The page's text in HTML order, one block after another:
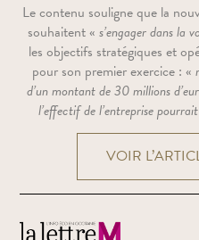
Le contenu souligne que la
souhaitent « s’engager dans la
les objectifs stratégiques et
pour son premier exercice : «
d’un montant de 30 millions
l’effectif de l’entreprise
VOIR